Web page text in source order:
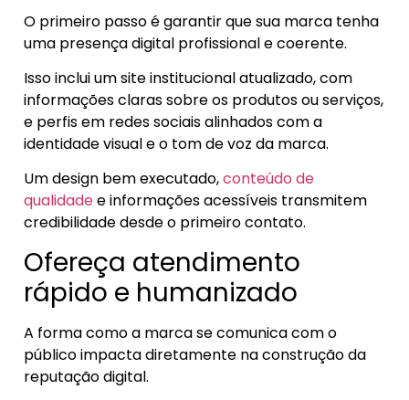
O primeiro passo é garantir que sua marca tenha
uma presença digital profissional e coerente.
Isso inclui um site institucional atualizado, com
informações claras sobre os produtos ou serviços,
e perfis em redes sociais alinhados com a
identidade visual e o tom de voz da marca.
Um design bem executado,conteúdo de
qualidadee informações acessíveis transmitem
credibilidade desde o primeiro contato.
Ofereça atendimento
rápido e humanizado
A forma como a marca se comunica com o
público impacta diretamente na construção da
reputação digital.